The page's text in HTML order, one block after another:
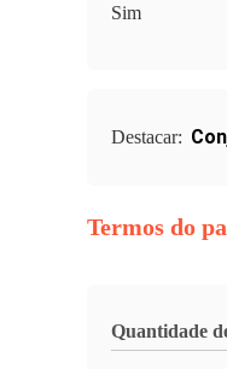
Sim
Destacar:
Termos do
Quantidade